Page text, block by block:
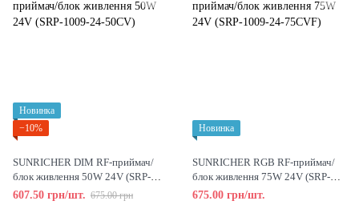
Новинка
−10%
SUNRICHER DIM RF-приймач/
блок живлення 50W 24V (SRP-
1009-24-50CV)
607.50 грн/шт. 675.00 грн
Новинка
SUNRICHER RGB RF-приймач/
блок живлення 75W 24V (SRP-
1009-24-75CVF)
675.00 грн/шт.